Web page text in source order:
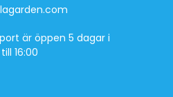
är öppen 5 dagar i
16:00